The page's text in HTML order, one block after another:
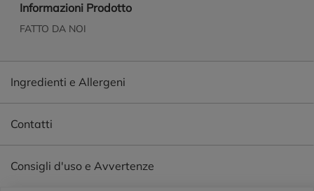
Informazioni Prodotto
FATTO DA NOI
Ingredienti e Allergeni
Contatti
Consigli d'uso e Avvertenze